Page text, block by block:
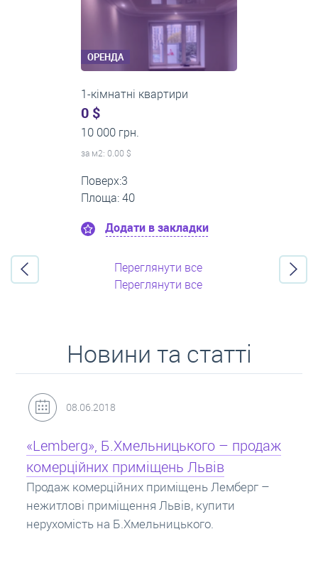
ОРЕНДА
2-кімнатні квартири
0 $
16 000 грн.
за м2: 0.00 $
Поверх:11
Площа: 55
Додати в закладки
Переглянути все
Переглянути все
Новини та статті
31.05.2018
Кредит під заставу нерухомості: іпотека
Іпотека на квартиру – кредит на житло під
заставу нерухомості. Купити в іпотеку – що
потрібно знати? Консультація від Експертів
про іпотечні кредити.